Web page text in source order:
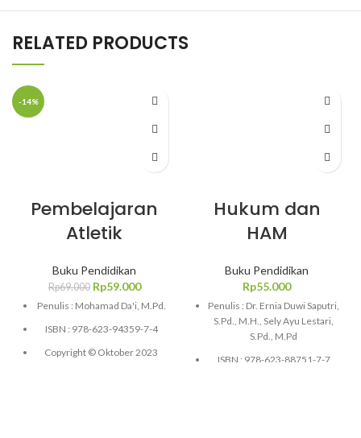
RELATED PRODUCTS
-14%
Pembelajaran
Atletik
Buku Pendidikan
Rp69.000 Rp59.000
Penulis : Mohamad Da'i, M.Pd.
ISBN : 978-623-94359-7-4
Copyright © Oktober 2023
Hukum dan
HAM
Buku Pendidikan
Rp55.000
Penulis : Dr. Ernia Duwi Saputri,
S.Pd., M.H., Sely Ayu Lestari,
S.Pd., M.Pd
ISBN : 978-623-88751-7-7